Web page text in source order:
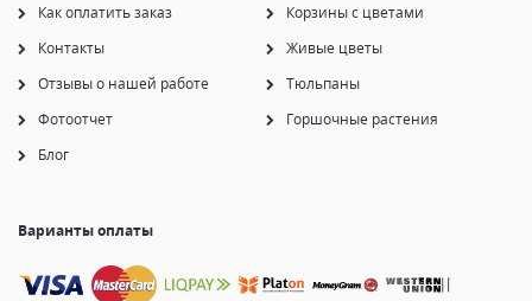
Как оплатить заказ
Контакты
Отзывы о нашей работе
Фотоотчет
Блог
Корзины с цветами
Живые цветы
Тюльпаны
Горшочные растения
Варианты оплаты